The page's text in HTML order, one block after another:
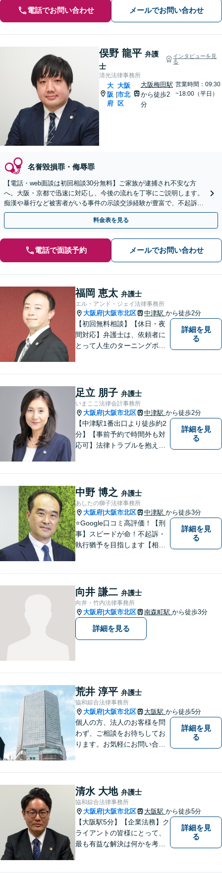
電話でお問い合わせ メールでお問い合わせ
俣野 龍平 弁護
士
インタビューを見
る
清光法律事務所
大
阪
府
|
大阪
市北
区
大阪梅田駅
から徒歩2
分
営業時間：09:30
~18:00（平日）
名誉毀損罪・侮辱罪
【電話・web面談は初回相談30分無料】ご家族が逮捕され不安な方
へ。大阪・京都で迅速に対応し、今後の流れを丁寧にご説明します。
痴漢や暴行など被害者がいる事件の示談交渉経験が豊富で、不起訴処
分の獲得に尽力。一刻も早くご相談を。
料金表を見る
電話で面談予約 メールでお問い合わせ
福岡 恵太 弁護士
エル・アンド・ジェイ法律事務所
大阪府 大阪市北区 中津駅 から徒歩2分
【初回無料相談】【休日・夜
間対応】弁護士は、依頼者に
とって人生のターニングポイ
え込むことなくまずはご相談
ください。【完全個室対応】
詳細を見
る
足立 朋子 弁護士
いまここ法律会計事務所
大阪府 大阪市北区 中津駅 から徒歩2分
【中津駅1番出口より徒歩約2
分】【事前予約で時間外も対
応可】法律トラブルを抱える
業務、税務処理等も対応して
おります。 お気軽にご相談く
ださい。
詳細を見
る
中野 博之 弁護士
あしたの獅子法律事務所
大阪府 大阪市北区 中津駅 から徒歩3分
⭐️Google口コミ高評価！【刑
事】スピードが命！不起訴・
執行猶予を目指します【相
財・労働問題【夜間・休日対
応】
詳細を見
る
向井 謙二 弁護士
向井・竹内法律事務所
大阪府 大阪市北区 南森町駅 から徒歩3分
詳細を見る
荒井 淳平 弁護士
協和綜合法律事務所
大阪府 大阪市北区 大阪駅 から徒歩5分
個人の方、法人のお客様を問
わず、ご相談をお待ちしてお
ります。お気軽にお問い合わ
は他の弁護士宛ての場合は、
対応いたしかねます。
詳細を見
る
清水 大地 弁護士
協和綜合法律事務所
大阪府 大阪市北区 大阪駅 から徒歩5分
【大阪駅5分】【企業法務】ク
ライアントの皆様にとって、
最も有益な解決は何かを考え
詳細を見
る